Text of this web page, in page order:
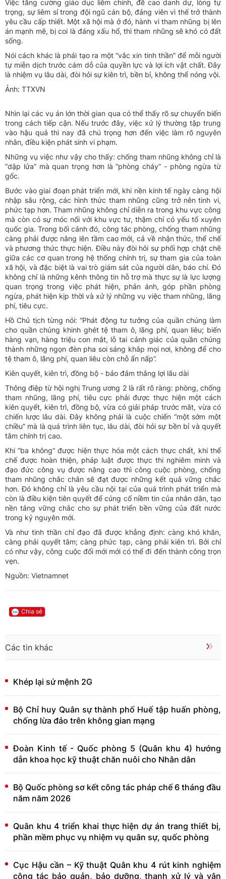
Việc tăng cường giáo dục liêm chính, đề cao danh dự, lòng tự
trọng, sự liêm sỉ trong đội ngũ cán bộ, đảng viên vì thế trở thành
yêu cầu cấp thiết. Một xã hội mà ở đó, hành vi tham nhũng bị lên
án mạnh mẽ, bị coi là đáng xấu hổ, thì tham nhũng sẽ khó có đất
sống.
Nói cách khác là phải tạo ra một “vắc xin tinh thần” để mỗi người
tự miễn dịch trước cám dỗ của quyền lực và lợi ích vật chất. Đây
là nhiệm vụ lâu dài, đòi hỏi sự kiên trì, bền bỉ, không thể nóng vội.
Ảnh: TTXVN
Nhìn lại các vụ án lớn thời gian qua có thể thấy rõ sự chuyển biến
trong cách tiếp cận. Nếu trước đây, việc xử lý thường tập trung
vào hậu quả thì nay đã chú trọng hơn đến việc làm rõ nguyên
nhân, điều kiện phát sinh vi phạm.
Những vụ việc như vậy cho thấy: chống tham nhũng không chỉ là
“dập lửa” mà quan trọng hơn là “phòng cháy” - phòng ngừa từ
gốc.
Bước vào giai đoạn phát triển mới, khi nền kinh tế ngày càng hội
nhập sâu rộng, các hình thức tham nhũng cũng trở nên tinh vi,
phức tạp hơn. Tham nhũng không chỉ diễn ra trong khu vực công
mà còn có sự móc nối với khu vực tư, thậm chí có yếu tố xuyên
quốc gia. Trong bối cảnh đó, công tác phòng, chống tham nhũng
càng phải được nâng lên tầm cao mới, cả về nhận thức, thể chế
và phương thức thực hiện. Điều này đòi hỏi sự phối hợp chặt chẽ
giữa các cơ quan trong hệ thống chính trị, sự tham gia của toàn
xã hội, và đặc biệt là vai trò giám sát của người dân, báo chí. Đó
không chỉ là những kênh thông tin hỗ trợ mà thực sự là lực lượng
quan trọng trong việc phát hiện, phản ánh, góp phần phòng
ngừa, phát hiện kịp thời và xử lý những vụ việc tham nhũng, lãng
phí, tiêu cực.
Hồ Chủ tịch từng nói: “Phát động tư tưởng của quần chúng làm
cho quần chúng khinh ghét tệ tham ô, lãng phí, quan liêu; biến
hàng vạn, hàng triệu con mắt, lỗ tai cảnh giác của quần chúng
thành những ngọn đèn pha soi sáng khắp mọi nơi, không để cho
tệ tham ô, lãng phí, quan liêu còn chỗ ẩn nấp”.
Kiên quyết, kiên trì, đồng bộ - bảo đảm thắng lợi lâu dài
Thông điệp từ hội nghị Trung ương 2 là rất rõ ràng: phòng, chống
tham nhũng, lãng phí, tiêu cực phải được thực hiện một cách
kiên quyết, kiên trì, đồng bộ, vừa có giải pháp trước mắt, vừa có
chiến lược lâu dài. Đây không phải là cuộc chiến “một sớm một
chiều” mà là quá trình liên tục, lâu dài, đòi hỏi sự bền bỉ và quyết
tâm chính trị cao.
Khi “ba không” được hiện thực hóa một cách thực chất, khi thể
chế được hoàn thiện, pháp luật được thực thi nghiêm minh và
đạo đức công vụ được nâng cao thì công cuộc phòng, chống
tham nhũng chắc chắn sẽ đạt được những kết quả vững chắc
hơn. Đó không chỉ là yêu cầu nội tại của quá trình phát triển mà
còn là điều kiện tiên quyết để củng cố niềm tin của nhân dân, tạo
nền tảng vững chắc cho sự phát triển bền vững của đất nước
trong kỷ nguyên mới.
Và như tinh thần chỉ đạo đã được khẳng định: càng khó khăn,
càng phải quyết tâm; càng phức tạp, càng phải kiên trì. Bởi chỉ
có như vậy, công cuộc đổi mới mới có thể đi đến thành công trọn
vẹn.
Nguồn: Vietnamnet
Chia sẻ
Các tin khác
Khép lại sứ mệnh 2G
Bộ Chỉ huy Quân sự thành phố Huế tập huấn phòng,
chống lừa đảo trên không gian mạng
Đoàn Kinh tế - Quốc phòng 5 (Quân khu 4) hướng
dẫn khoa học kỹ thuật chăn nuôi cho Nhân dân
Bộ Quốc phòng sơ kết công tác pháp chế 6 tháng đầu
năm năm 2026
Quân khu 4 triển khai thực hiện dự án trang thiết bị,
phần mềm phục vụ nhiệm vụ quân sự, quốc phòng
Cục Hậu cần – Kỹ thuật Quân khu 4 rút kinh nghiệm
công tác bảo quản, bảo dưỡng, thanh xử lý và vận